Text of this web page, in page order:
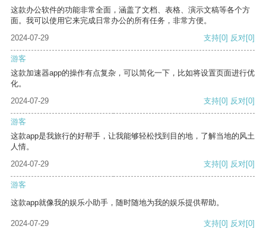
这款办公软件的功能非常全面，涵盖了文档、表格、演示文稿等各个方
面。我可以使用它来完成日常办公的所有任务，非常方便。
2024-07-29
支持[0] 反对[0]
游客
这款加速器app的操作有点复杂，可以简化一下，比如将设置页面进行优
化。
2024-07-29
支持[0] 反对[0]
游客
这款app是我旅行的好帮手，让我能够轻松找到目的地，了解当地的风土
人情。
2024-07-29
支持[0] 反对[0]
游客
这款app就像我的娱乐小助手，随时随地为我的娱乐提供帮助。
2024-07-29 支持[0] 反对[0]